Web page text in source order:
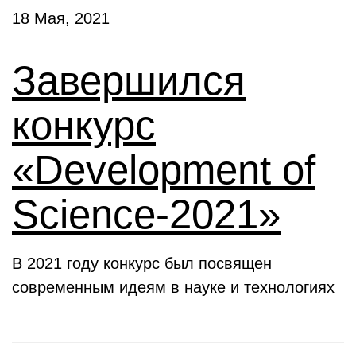
18 Мая, 2021
Завершился
конкурс
«Development of
Science-2021»
В 2021 году конкурс был посвящен
современным идеям в науке и технологиях